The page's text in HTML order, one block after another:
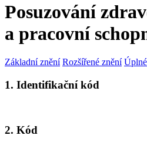
Posuzování
a pracovní
Základní znění Rozšířené znění
1. Identifikační kód
2. Kód